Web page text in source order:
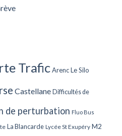
TraficArenc Le Silo
Castellane Difficultés de
de perturbation Fluo Bus
La Blancarde Lycée St Exupéry M2